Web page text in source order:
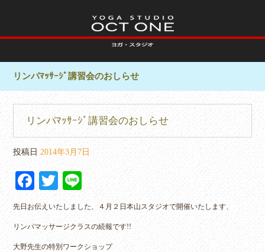
リンパﾏｯｻｰｼﾞ講習会のおしらせ
リンパﾏｯｻｰｼﾞ講習会のおしらせ
投稿日 2014年3月7日
Fa
ce
bo
ok
T
wi
tte
r
ne
先日お伝えいたしました、４月２日本山スタジオで開催いたします、
リンパマッサージクラスの続報です!!
大野先生の特別ワークショップ